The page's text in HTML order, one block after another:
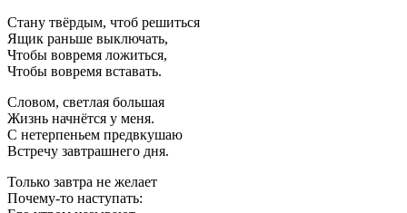
Стану твёрдым, чтоб решиться
Ящик раньше выключать,
Чтобы вовремя ложиться,
Чтобы вовремя вставать.
Словом, светлая большая
Жизнь начнётся у меня.
С нетерпеньем предвкушаю
Встречу завтрашнего дня.
Только завтра не желает
Почему-то наступать: